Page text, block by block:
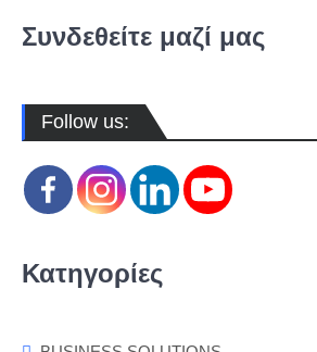
Συνδεθείτε μαζί μας
Follow us:
Κατηγορίες